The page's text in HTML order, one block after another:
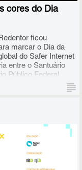
cores do Dia
ficou
marcar o Dia da
do Safer Internet
entre o Santuário
Público Federal